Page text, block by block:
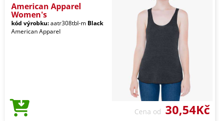
American Apparel
Women's
kód výrobku:aatr308tbl-m Black
American Apparel
Cena od 30,54Kč